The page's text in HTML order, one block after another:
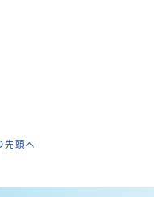
先頭へ